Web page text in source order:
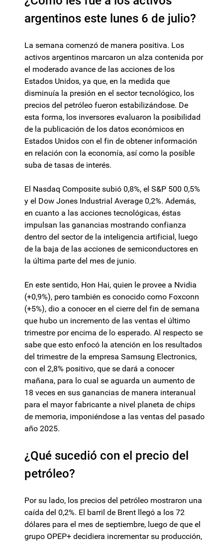
argentinos este lunes 6 de julio?
La semana comenzó de manera positiva. Los
activos argentinos marcaron un alza contenida por
el moderado avance de las acciones de los
Estados Unidos, ya que, en la medida que
disminuía la presión en el sector tecnológico, los
precios del petróleo fueron estabilizándose. De
esta forma, los inversores evaluaron la posibilidad
de la publicación de los datos económicos en
Estados Unidos con el fin de obtener información
en relación con la economía, así como la posible
suba de tasas de interés.
El Nasdaq Composite subió 0,8%, el S&P 500 0,5%
y el Dow Jones Industrial Average 0,2%. Además,
en cuanto a las acciones tecnológicas, éstas
impulsan las ganancias mostrando confianza
dentro del sector de la inteligencia artificial, luego
de la baja de las acciones de semiconductores en
la última parte del mes de junio.
En este sentido, Hon Hai, quien le provee a Nvidia
(+0,9%), pero también es conocido como Foxconn
(+5%), dio a conocer en el cierre del fin de semana
que hubo un incremento de las ventas el último
trimestre por encima de lo esperado. Al respecto se
sabe que esto enfocó la atención en los resultados
del trimestre de la empresa Samsung Electronics,
con el 2,8% positivo, que se dará a conocer
mañana, para lo cual se aguarda un aumento de
18 veces en sus ganancias de manera interanual
para el mayor fabricante a nivel planeta de chips
de memoria, imponiéndose a las ventas del pasado
año 2025.
¿Qué sucedió con el precio del
petróleo?
Por su lado, los precios del petróleo mostraron una
caída del 0,2%. El barril de Brent llegó a los 72
dólares para el mes de septiembre, luego de que el
grupo OPEP+ decidiera incrementar su producción,